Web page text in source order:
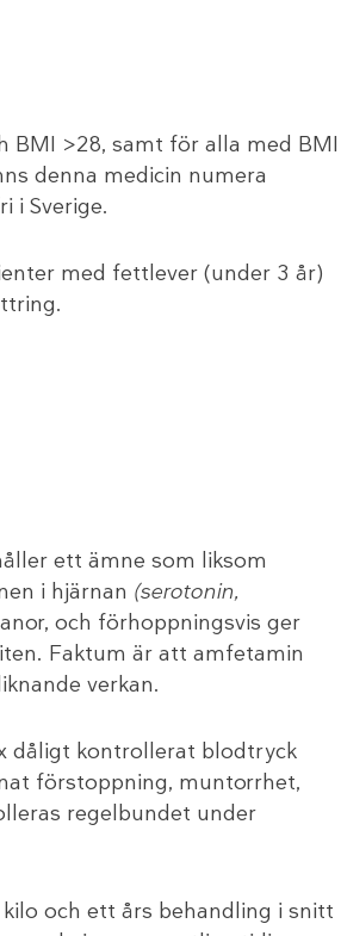
BMI >28, samt för alla med BMI
denna medicin numera
i Sverige.
med fettlever (under 3 år)
ett ämne som liksom
i hjärnan (serotonin,
och förhoppningsvis ger
Faktum är att amfetamin
verkan.
dåligt kontrollerat blodtryck
förstoppning, muntorrhet,
regelbundet under
och ett års behandling i snitt